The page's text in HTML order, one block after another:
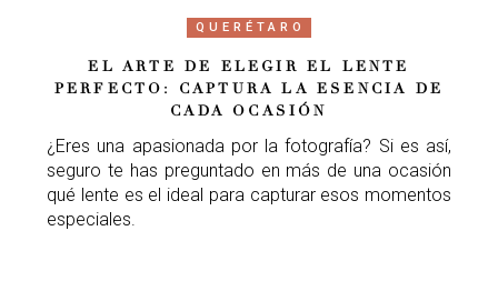
QUERÉTARO
EL ARTE DE ELEGIR EL LENTE
PERFECTO: CAPTURA LA ESENCIA DE
CADA OCASIÓN
¿Eres una apasionada por la fotografía? Si es así,
seguro te has preguntado en más de una ocasión
qué lente es el ideal para capturar esos momentos
especiales.